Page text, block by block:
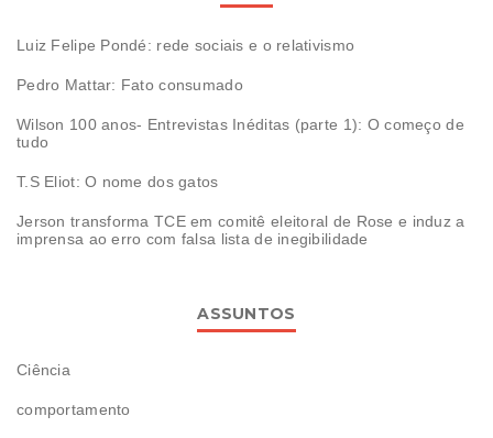
Luiz Felipe Pondé: rede sociais e o relativismo
Pedro Mattar: Fato consumado
Wilson 100 anos- Entrevistas Inéditas (parte 1): O começo de
tudo
T.S Eliot: O nome dos gatos
Jerson transforma TCE em comitê eleitoral de Rose e induz a
imprensa ao erro com falsa lista de inegibilidade
ASSUNTOS
Ciência
comportamento